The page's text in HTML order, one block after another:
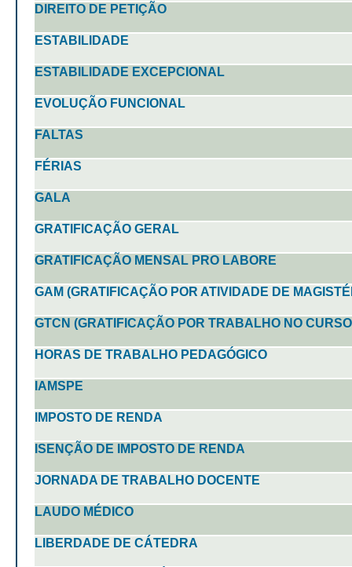
DIREITO DE PETIÇÃO
ESTABILIDADE
ESTABILIDADE EXCEPCIONAL
EVOLUÇÃO FUNCIONAL
FALTAS
FÉRIAS
GALA
GRATIFICAÇÃO GERAL
GRATIFICAÇÃO MENSAL PRO LABORE
GAM (GRATIFICAÇÃO POR ATIVIDADE DE
GTCN (GRATIFICAÇÃO POR TRABALHO NO
HORAS DE TRABALHO PEDAGÓGICO
IAMSPE
IMPOSTO DE RENDA
ISENÇÃO DE IMPOSTO DE RENDA
JORNADA DE TRABALHO DOCENTE
LAUDO MÉDICO
LIBERDADE DE CÁTEDRA